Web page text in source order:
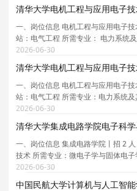
2． 多物理场耦合仿真分析； 3． 直
一、岗位信息 电机工程与应用电子
站：电气工程 所需专业： 电力系统
要求：博士 拟从事研究内容或研究
制 二、任职要求： 1 、 具有博士学位
2026-06-30
一、岗位信息 电机工程与应用电子
站：电气工程 所需专业：电力系统
要求：博士 拟从事研究内容或研究
系研究，计算机，网络空间安全 二
2026-06-30
一、岗位信息 集成电路学院丨招 2
技术 所需专业：微电子学与固体电
博士 拟从事研究内容或研究计划：
面向 AI 赋能复杂工程与科学系统的数
2026-06-30
中国民航大学计算机与人工智